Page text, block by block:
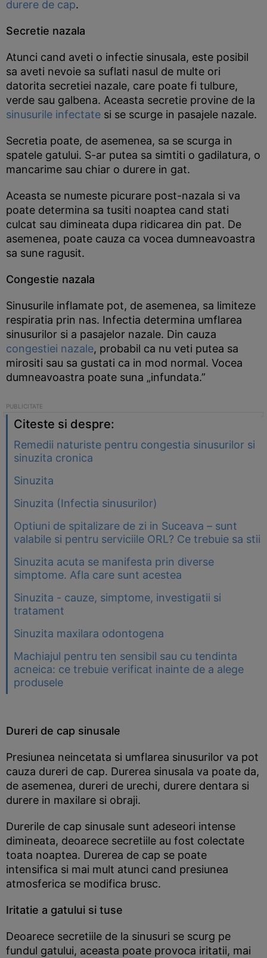
durere de cap.
Secretie nazala
Atunci cand aveti o infectie sinusala, este posibil
sa aveti nevoie sa suflati nasul de multe ori
datorita secretiei nazale, care poate fi tulbure,
verde sau galbena. Aceasta secretie provine de la
sinusurile infectate si se scurge in pasajele nazale.
Secretia poate, de asemenea, sa se scurga in
spatele gatului. S-ar putea sa simtiti o gadilatura, o
mancarime sau chiar o durere in gat.
Aceasta se numeste picurare post-nazala si va
poate determina sa tusiti noaptea cand stati
culcat sau dimineata dupa ridicarea din pat. De
asemenea, poate cauza ca vocea dumneavoastra
sa sune ragusit.
Congestie nazala
Sinusurile inflamate pot, de asemenea, sa limiteze
respiratia prin nas. Infectia determina umflarea
sinusurilor si a pasajelor nazale. Din cauza
congestiei nazale, probabil ca nu veti putea sa
mirositi sau sa gustati ca in mod normal. Vocea
dumneavoastra poate suna „infundata.”
Citeste si despre:
Remedii naturiste pentru congestia sinusurilor si
sinuzita cronica
Sinuzita
Sinuzita (Infectia sinusurilor)
Optiuni de spitalizare de zi in Suceava – sunt
valabile si pentru serviciile ORL? Ce trebuie sa stii
Sinuzita acuta se manifesta prin diverse
simptome. Afla care sunt acestea
Sinuzita - cauze, simptome, investigatii si
tratament
Sinuzita maxilara odontogena
Machiajul pentru ten sensibil sau cu tendinta
acneica: ce trebuie verificat inainte de a alege
produsele
Dureri de cap sinusale
Presiunea neincetata si umflarea sinusurilor va pot
cauza dureri de cap. Durerea sinusala va poate da,
de asemenea, dureri de urechi, durere dentara si
durere in maxilare si obraji.
Durerile de cap sinusale sunt adeseori intense
dimineata, deoarece secretiile au fost colectate
toata noaptea. Durerea de cap se poate
intensifica si mai mult atunci cand presiunea
atmosferica se modifica brusc.
Iritatie a gatului si tuse
Deoarece secretiile de la sinusuri se scurg pe
fundul gatului, aceasta poate provoca iritatii, mai